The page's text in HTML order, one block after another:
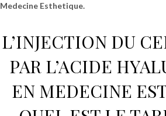
Medecine Esthetique.
L’INJECTION DU
PAR L’ACIDE
EN MEDECINE